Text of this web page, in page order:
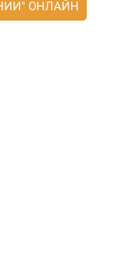
ОНЛАЙН